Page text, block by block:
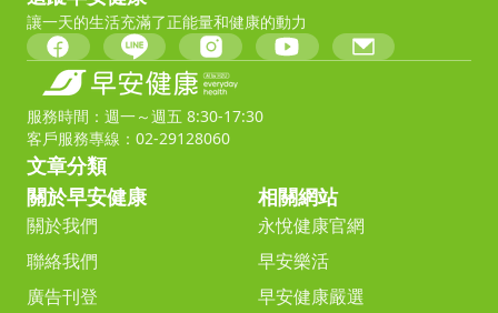
讓一天的生活充滿了正能量和健康的動力
服務時間：週一～週五 8:30-17:30
客戶服務專線：02-29128060
文章分類
關於早安健康
關於我們
聯絡我們
廣告刊登
相關網站
永悅健康官網
早安樂活
早安健康嚴選